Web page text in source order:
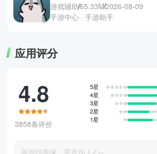
游戏辅助65.33M2026-08-09
手游中心 · 手游助手
应用评分
4.8
3858条评价
5星
4星
3星
2星
1星